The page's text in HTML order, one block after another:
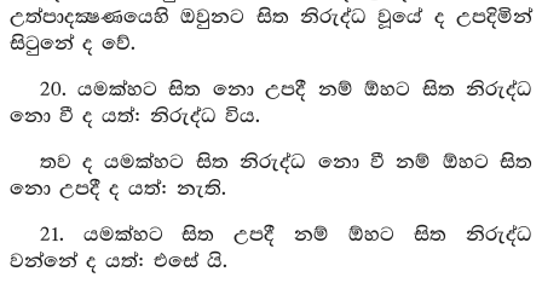
උත්පාදක්‍ෂණයෙහි ඔවුනට සිත නිරුද්ධ වූයේ ද උපදිමින්
සිටුනේ ද වේ.
20. යමක්හට සිත නො උපදී නම් ඕහට සිත නිරුද්ධ
නො වී ද යත්: නිරුද්ධ විය.
තව ද යමක්හට සිත නිරුද්ධ නො වී නම් ඕහට සිත
නො උපදී ද යත්: නැති.
21. යමක්හට සිත උපදී නම් ඕහට සිත නිරුද්ධ
වන්නේ ද යත්: එසේ යි.